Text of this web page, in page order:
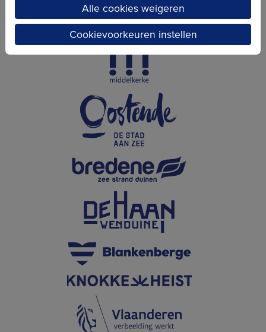
Erfgoedcel Kusterfgoed verbindt
Alle cookies weigeren
Cookievoorkeuren instellen